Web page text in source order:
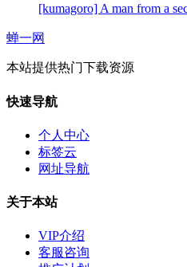
[kumagoro] A man from a
蝉一网
本站提供热门下载资源
快速导航
个人中心
标签云
网址导航
关于本站
VIP介绍
客服咨询